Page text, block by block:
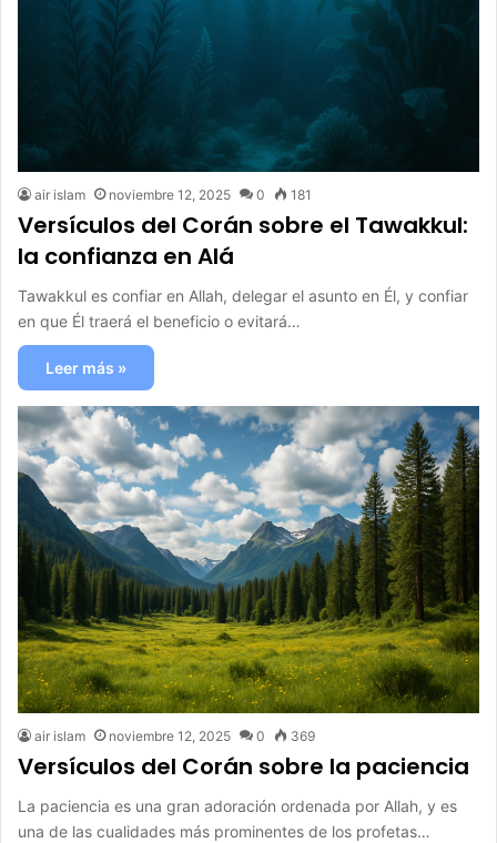
air islam noviembre 12, 2025 0 181
Versículos del Corán sobre el Tawakkul:
la confianza en Alá
Tawakkul es confiar en Allah, delegar el asunto en Él, y confiar
en que Él traerá el beneficio o evitará…
Leer más »
air islam noviembre 12, 2025 0 369
Versículos del Corán sobre la paciencia
La paciencia es una gran adoración ordenada por Allah, y es
una de las cualidades más prominentes de los profetas…